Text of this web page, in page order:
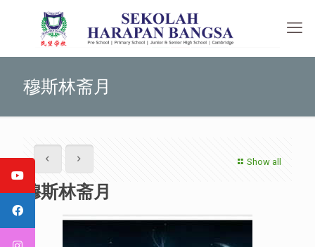
穆斯林斋月
Show all
穆斯林斋月